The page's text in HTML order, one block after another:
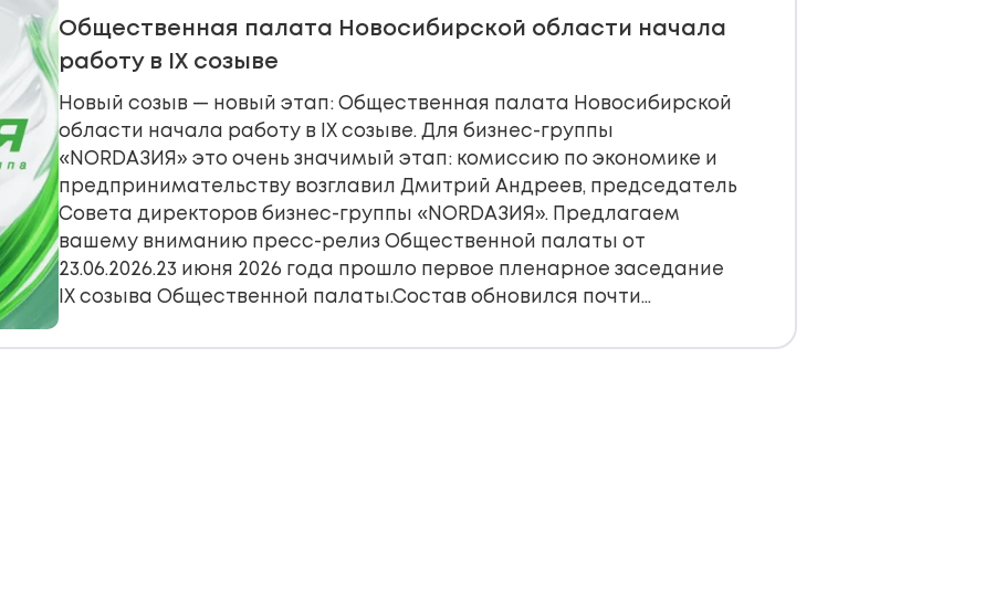
Общественная палата Новосибирской области начала
работу в IX созыве
Новый созыв — новый этап: Общественная палата Новосибирской
области начала работу в IX созыве. Для бизнес-группы
«NORDАЗИЯ» это очень значимый этап: комиссию по экономике и
предпринимательству возглавил Дмитрий Андреев, председатель
Совета директоров бизнес-группы «NORDАЗИЯ». Предлагаем
вашему вниманию пресс-релиз Общественной палаты от
23.06.2026.23 июня 2026 года прошло первое пленарное заседание
IX созыва Общественной палаты.Состав обновился почти…